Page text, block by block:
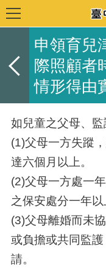
申領育兒
際照顧者
情形得由
如兒童之父母、監
(1)父母一方失蹤
達六個月以上。
(2)父母一方處一
之保安處分一年以
(3)父母離婚而未
或負擔或共同監
請。